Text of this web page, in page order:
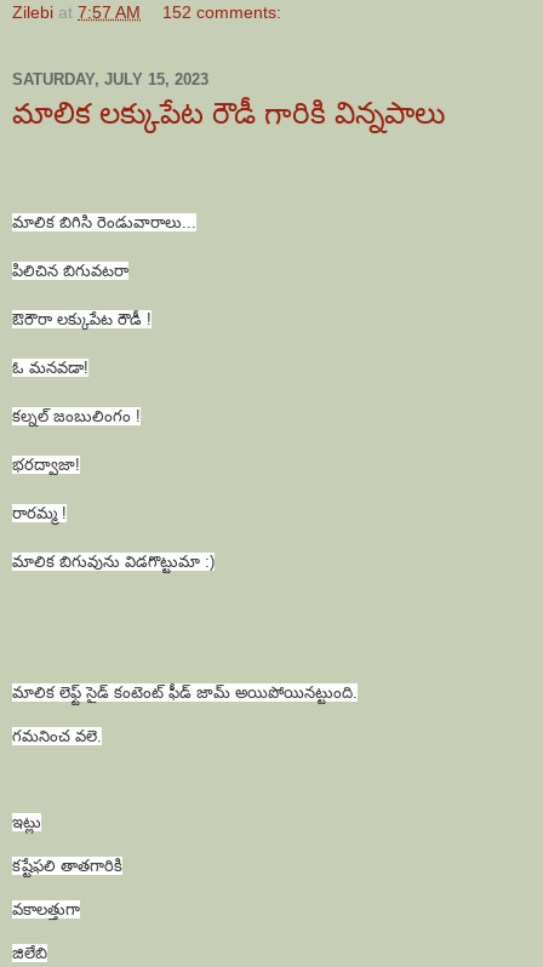
Zilebi at 7:57 AM 152 comments:
SATURDAY, JULY 15, 2023
మాలిక లక్కుపేట రౌడీ గారికి విన్నపాలు
మాలిక బిగిసి రెండువారాలు...
పిలిచిన బిగువటరా
ఔరౌరా లక్కుపేట రౌడీ !
ఓ మనవడా!
కల్నల్ జంబులింగం !
భరద్వాజా!
రారమ్మ !
మాలిక బిగువును విడగొట్టుమా :)
మాలిక లెఫ్ట్ సైడ్ కంటెంట్ ఫీడ్ జామ్ అయిపోయినట్టుంది.
గమనించ వలె.
ఇట్లు
కష్టేఫలి తాతగారికి
వకాలత్తుగా
జిలేబి